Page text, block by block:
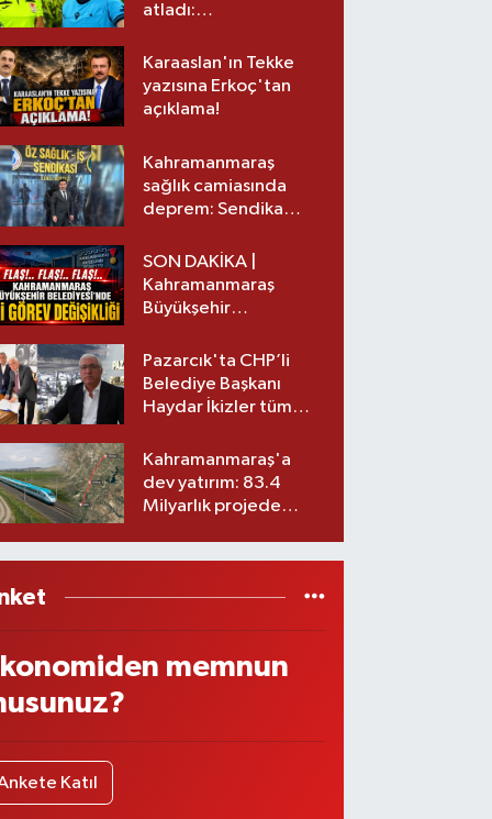
atladı:
üst lige iki transfer!
Karaaslan'ın Tekke
yazısına Erkoç'tan
açıklama!
Kahramanmaraş
sağlık camiasında
deprem: Sendika
SON DAKİKA |
Kahramanmaraş
Büyükşehir
görev değişikliği!
Pazarcık'ta CHP’li
Belediye Başkanı
Haydar İkizler tüm
yeni partisi
Kahramanmaraş'a
dev yatırım: 83.4
Milyarlık projede
memnun
Katıl